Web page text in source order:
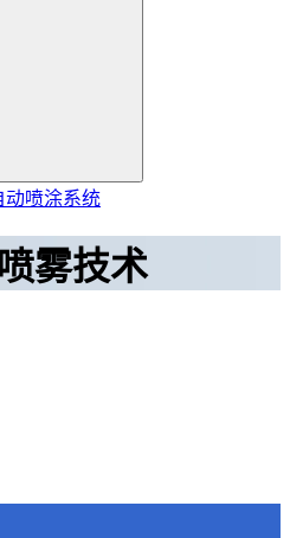
动喷涂系统
雾技术